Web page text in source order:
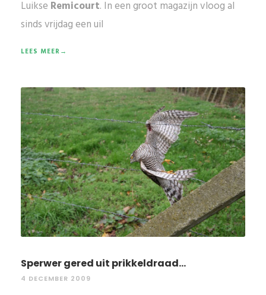
Luikse Remicourt. In een groot magazijn vloog al
sinds vrijdag een uil
LEES MEER→
Sperwer gered uit prikkeldraad...
4 DECEMBER 2009